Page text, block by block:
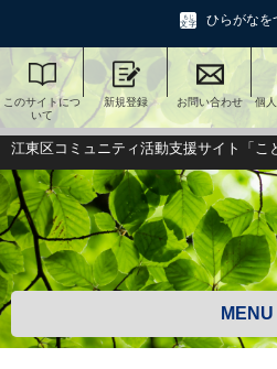
ひらがなを
このサイトにつ
いて
新規登録 お問い合わせ
個
江東区コミュニティ活動支援サイト「こ
MENU